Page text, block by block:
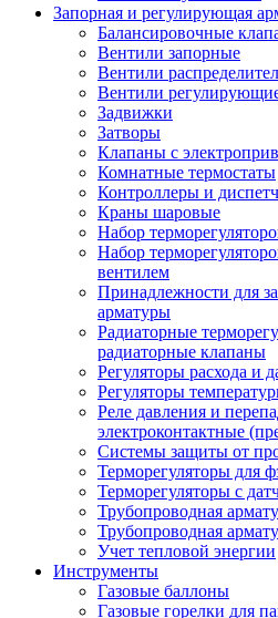
Запорная и регулирующая
Балансировочные
Вентили запорные
Вентили
Вентили
Задвижки
Затворы
Клапаны с
Комнатные термостаты
Контроллеры и
Краны шаровые
Набор
Набор
вентилем
Принадлежности для
арматуры
Радиаторные
радиаторные клапаны
Регуляторы расхода и
Регуляторы
Реле давления и
электроконтактные
Системы защиты от
Терморегуляторы для
Терморегуляторы с
Трубопроводная
Трубопроводная
Учет тепловой энергии
Инструменты
Газовые баллоны
Газовые горелки для